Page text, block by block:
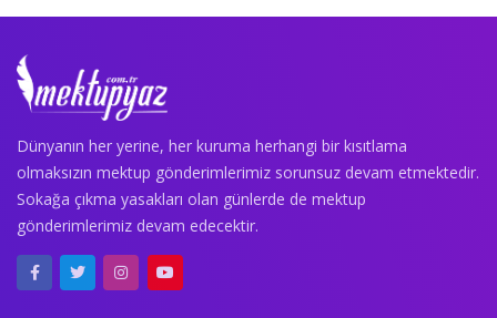
Dünyanın her yerine, her kuruma herhangi bir kısıtlama
olmaksızın mektup gönderimlerimiz sorunsuz devam etmektedir.
Sokağa çıkma yasakları olan günlerde de mektup
gönderimlerimiz devam edecektir.